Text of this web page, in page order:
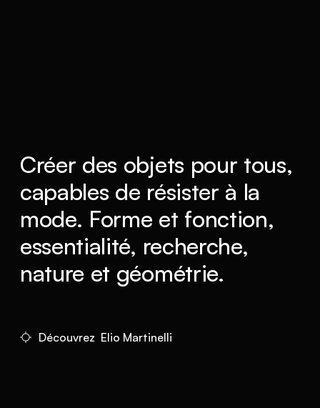
Créer des objets pour tous,
capables de résister à la
mode. Forme et fonction,
essentialité, recherche,
nature et géométrie.
Découvrez Elio Martinelli